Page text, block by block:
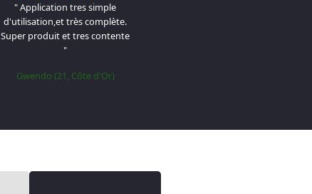
" Application tres simple
d'utilisation,et très complète.
Super produit et tres contente
"
Gwendo (21, Côte d'Or)